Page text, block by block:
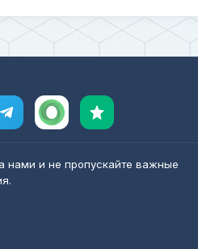
нами и не пропускайте важные